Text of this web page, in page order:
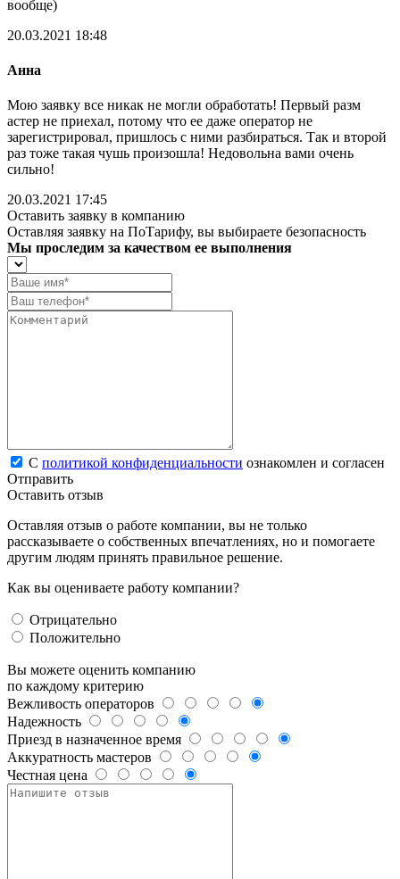
вообще)
20.03.2021 18:48
Анна
Мою заявку все никак не могли обработать! Первый разм
астер не приехал, потому что ее даже оператор не
зарегистрировал, пришлось с ними разбираться. Так и второй
раз тоже такая чушь произошла! Недовольна вами очень
сильно!
20.03.2021 17:45
Оставить заявку в компанию
Оставляя заявку на ПоТарифу, вы выбираете безопасность
Мы проследим за качеством ее выполнения
С политикой конфиденциальности ознакомлен и согласен
Отправить
Оставить отзыв
Оставляя отзыв о работе компании, вы не только
рассказываете о собственных впечатлениях, но и помогаете
другим людям принять правильное решение.
Как вы оцениваете работу компании?
Отрицательно
Положительно
Вы можете оценить компанию
по каждому критерию
Вежливость операторов
Надежность
Приезд в назначенное время
Аккуратность мастеров
Честная цена